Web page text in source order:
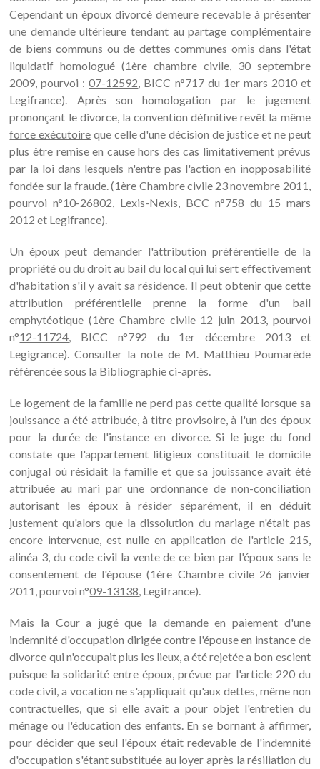
Cependant un époux divorcé demeure recevable à présenter
une demande ultérieure tendant au partage complémentaire
de biens communs ou de dettes communes omis dans l'état
liquidatif homologué (1ère chambre civile, 30 septembre
2009, pourvoi :07-12592, BICC n°717 du 1er mars 2010 et
Legifrance). Après son homologation par le jugement
prononçant le divorce, la convention définitive revêt la même
force exécutoire que celle d'une décision de justice et ne peut
plus être remise en cause hors des cas limitativement prévus
par la loi dans lesquels n'entre pas l'action en inopposabilité
fondée sur la fraude. (1ère Chambre civile 23 novembre 2011,
pourvoi n°10-26802, Lexis-Nexis, BCC n°758 du 15 mars
2012 et Legifrance).
Un époux peut demander l'attribution préférentielle de la
propriété ou du droit au bail du local qui lui sert effectivement
d'habitation s'il y avait sa résidence. Il peut obtenir que cette
attribution préférentielle prenne la forme d'un bail
emphytéotique (1ère Chambre civile 12 juin 2013, pourvoi
n°12-11724, BICC n°792 du 1er décembre 2013 et
Legigrance). Consulter la note de M. Matthieu Poumarède
référencée sous la Bibliographie ci-après.
Le logement de la famille ne perd pas cette qualité lorsque sa
jouissance a été attribuée, à titre provisoire, à l'un des époux
pour la durée de l'instance en divorce. Si le juge du fond
constate que l'appartement litigieux constituait le domicile
conjugal où résidait la famille et que sa jouissance avait été
attribuée au mari par une ordonnance de non-conciliation
autorisant les époux à résider séparément, il en déduit
justement qu'alors que la dissolution du mariage n'était pas
encore intervenue, est nulle en application de l'article 215,
alinéa 3, du code civil la vente de ce bien par l'époux sans le
consentement de l'épouse (1ère Chambre civile 26 janvier
2011, pourvoi n°09-13138, Legifrance).
Mais la Cour a jugé que la demande en paiement d'une
indemnité d'occupation dirigée contre l'épouse en instance de
divorce qui n'occupait plus les lieux, a été rejetée a bon escient
puisque la solidarité entre époux, prévue par l'article 220 du
code civil, a vocation ne s'appliquait qu'aux dettes, même non
contractuelles, que si elle avait a pour objet l'entretien du
ménage ou l'éducation des enfants. En se bornant à affirmer,
pour décider que seul l'époux était redevable de l'indemnité
d'occupation s'étant substituée au loyer après la résiliation du